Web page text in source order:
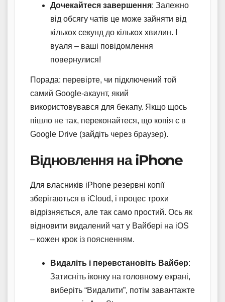
Дочекайтеся завершення: Залежно
від обсягу чатів це може зайняти від
кількох секунд до кількох хвилин. І
вуаля – ваші повідомлення
повернулися!
Порада: перевірте, чи підключений той
самий Google-акаунт, який
використовувався для бекапу. Якщо щось
пішло не так, переконайтеся, що копія є в
Google Drive (зайдіть через браузер).
Відновлення на iPhone
Для власників iPhone резервні копії
зберігаються в iCloud, і процес трохи
відрізняється, але так само простий. Ось як
відновити видалений чат у Вайбері на iOS
– кожен крок із поясненням.
Видаліть і перевстановіть Вайбер:
Затисніть іконку на головному екрані,
виберіть “Видалити”, потім завантажте